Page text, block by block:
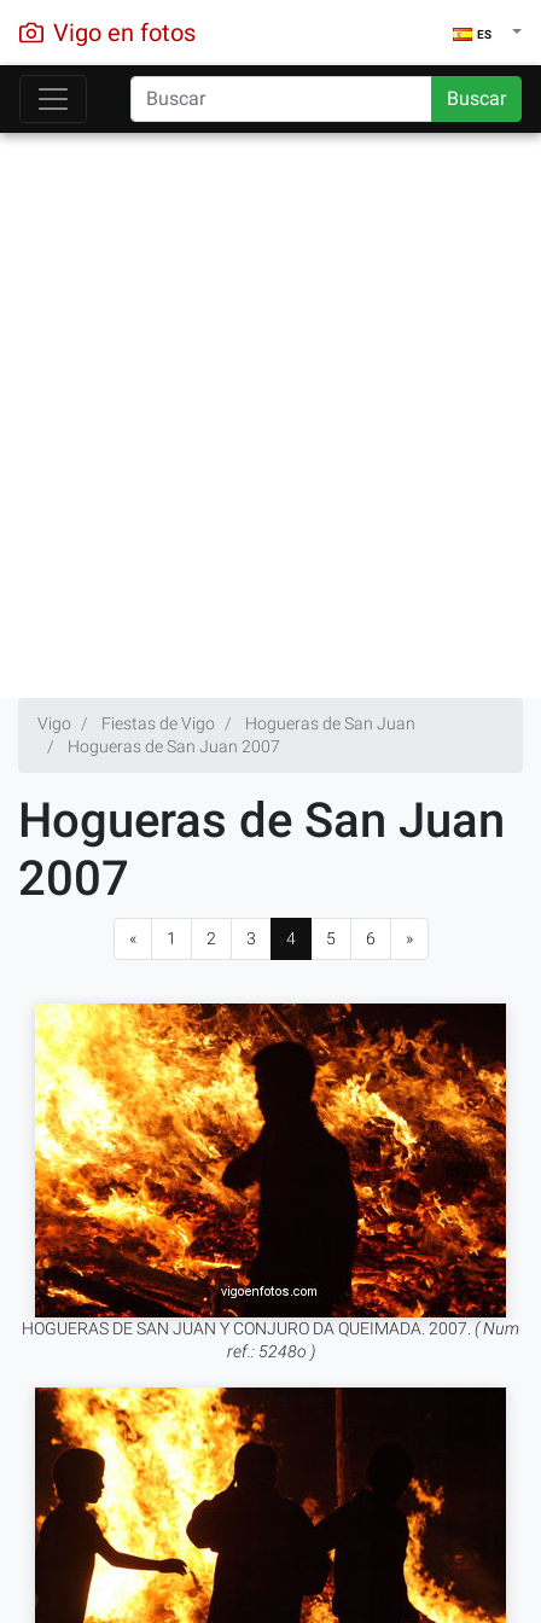
Vigo en fotos ES
Buscar
Vigo Fiestas de Vigo
Hogueras de San Juan
Hogueras de San Juan 2007
Hogueras de San Juan
2007
« 1 2 3 4 5 6 »
HOGUERAS DE SAN JUAN Y CONJURO DA QUEIMADA. 2007. ( Num
ref.: 5248o )